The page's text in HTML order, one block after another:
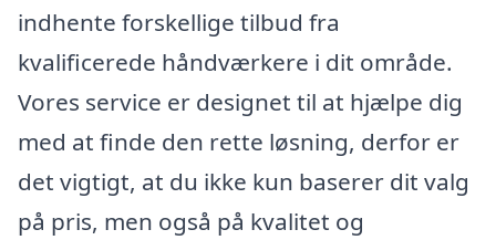
indhente forskellige tilbud fra
kvalificerede håndværkere i dit område.
Vores service er designet til at hjælpe dig
med at finde den rette løsning, derfor er
det vigtigt, at du ikke kun baserer dit valg
på pris, men også på kvalitet og